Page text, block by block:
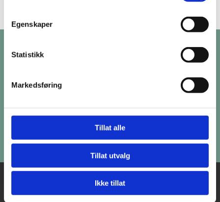
Egenskaper
Statistikk
Markedsføring
Tillat alle
Tillat utvalg
Ikke tillat
UFORPLIKTENDE MØTE
Book!
Kjøkkensenteret Drammen